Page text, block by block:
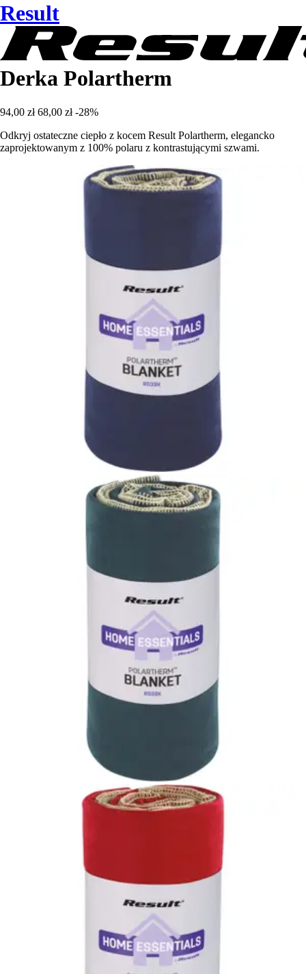
Result
Derka Polartherm
94,00 zł 68,00 zł -28%
Odkryj ostateczne ciepło z kocem Result Polartherm, elegancko
zaprojektowanym z 100% polaru z kontrastującymi szwami.